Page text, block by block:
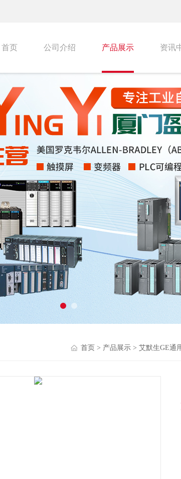
首页 公司介绍 产品展示 资讯
首页 > 产品展示 > 艾默生GE通